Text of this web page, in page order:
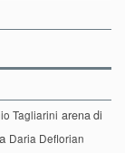
Tagliarini arena di
Daria Deflorian